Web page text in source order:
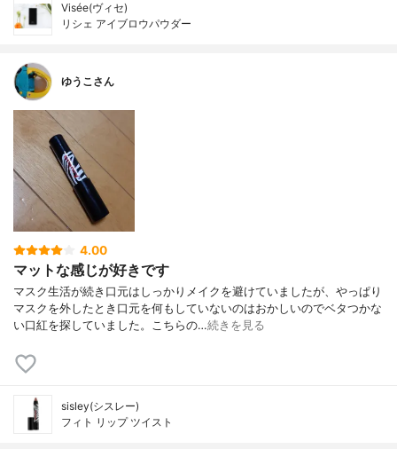
Visée(ヴィセ)
リシェ アイブロウパウダー
ゆうこさん
4.00
マットな感じが好きです
マスク生活が続き口元はしっかりメイクを避けていましたが、やっぱり
マスクを外したとき口元を何もしていないのはおかしいのでベタつかな
い口紅を探していました。こちらの…続きを見る
sisley(シスレー)
フィト リップ ツイスト